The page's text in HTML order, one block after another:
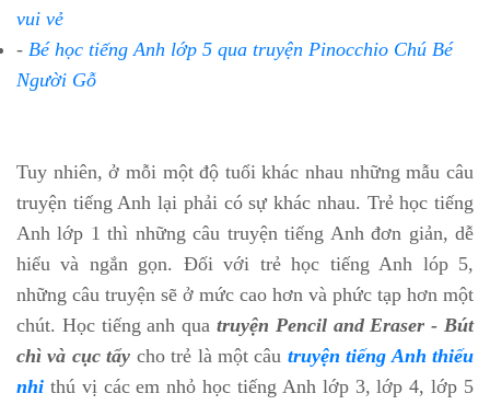
vui vẻ
- Bé học tiếng Anh lớp 5 qua truyện Pinocchio Chú Bé
Người Gỗ
Tuy nhiên, ở mỗi một độ tuổi khác nhau những mẫu câu
truyện tiếng Anh lại phải có sự khác nhau. Trẻ học tiếng
Anh lớp 1 thì những câu truyện tiếng Anh đơn giản, dễ
hiểu và ngắn gọn. Đối với trẻ học tiếng Anh lóp 5,
những câu truyện sẽ ở mức cao hơn và phức tạp hơn một
chút. Học tiếng anh qua truyện Pencil and Eraser - Bút
chì và cục tẩy cho trẻ là một câu truyện tiếng Anh thiếu
nhi thú vị các em nhỏ học tiếng Anh lớp 3, lớp 4, lớp 5